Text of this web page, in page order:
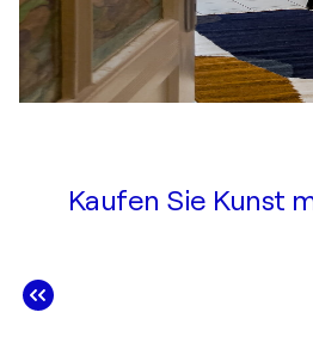
Kaufen Sie Kunst